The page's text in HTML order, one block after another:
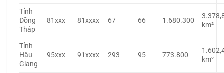
Tỉnh
Đồng
Tháp
81xxx 81xxxx 67 66 1.680.300
km²
Tỉnh
Hậu
Giang
95xxx 91xxxx 293 95 773.800
km²